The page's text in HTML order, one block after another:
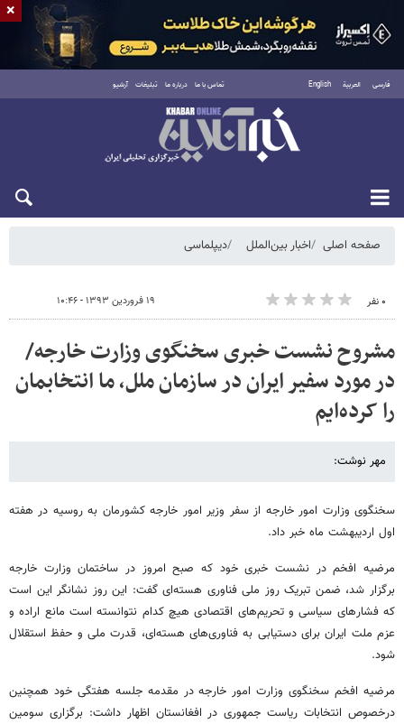
فارسی العربية English تماس با ما درباره ما تبلیغات آرشیو
شنبه ۱۷ مرداد ۱۴۰۵
صفحه اصلی اخبار بین‌الملل دیپلماسی
۰ نفر ۱۹ فروردین ۱۳۹۳ - ۱۰:۴۶
مشروح نشست خبری سخنگوی وزارت خارجه/
در مورد سفیر ایران در سازمان ملل، ما انتخابمان
را کرده‌ایم
مهر نوشت:
سخنگوی وزارت امور خارجه از سفر وزیر امور خارجه کشورمان به روسیه در هفته
اول اردیبهشت ماه خبر داد.
مرضیه افخم در نشست خبری خود که صبح امروز در ساختمان وزارت خارجه
برگزار شد، ضمن تبریک روز ملی فناوری هسته‌ای گفت: این روز نشانگر این است
که فشارهای سیاسی و تحریم‌های اقتصادی هیچ کدام نتوانسته است مانع اراده و
عزم ملت ایران برای دستیابی به فناوری‌های هسته‌ای، قدرت ملی و حفظ استقلال
شود.
مرضیه افخم سخنگوی وزارت امور خارجه در مقدمه جلسه هفتگی خود همچنین
درخصوص انتخابات ریاست جمهوری در افغانستان اظهار داشت: برگزاری سومین
×